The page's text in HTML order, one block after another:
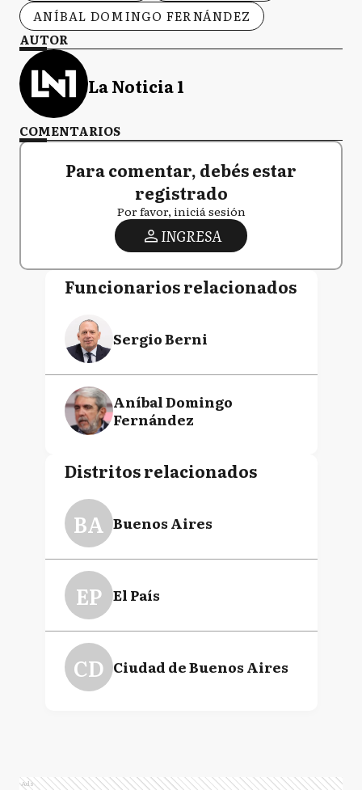
ANÍBAL DOMINGO FERNÁNDEZ
AUTOR
La Noticia 1
COMENTARIOS
Para comentar, debés estar
registrado
Por favor, iniciá sesión
INGRESA
Funcionarios relacionados
Sergio Berni
Aníbal Domingo
Fernández
Distritos relacionados
BA Buenos Aires
EP El País
CD Ciudad de Buenos Aires
Ads